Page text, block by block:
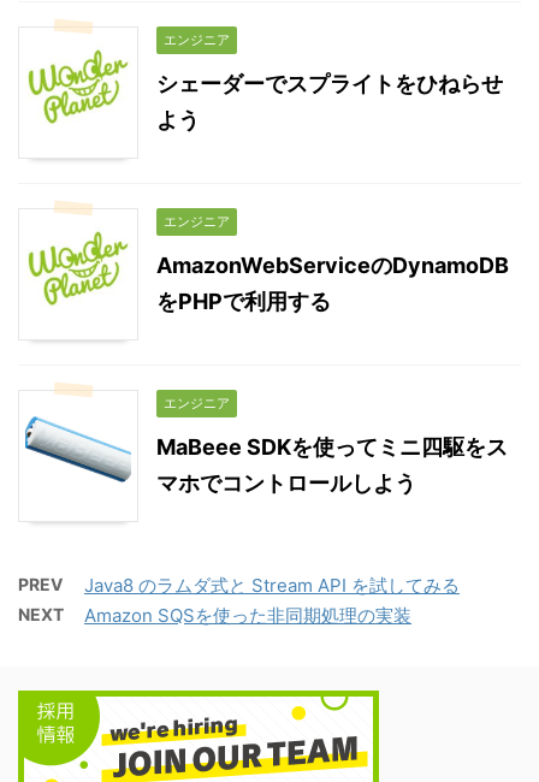
エンジニア
シェーダーでスプライトをひねらせ
よう
エンジニア
AmazonWebServiceのDynamoDB
をPHPで利用する
エンジニア
MaBeee SDKを使ってミニ四駆をス
マホでコントロールしよう
PREV Java8 のラムダ式と Stream API を試してみる
NEXT Amazon SQSを使った非同期処理の実装